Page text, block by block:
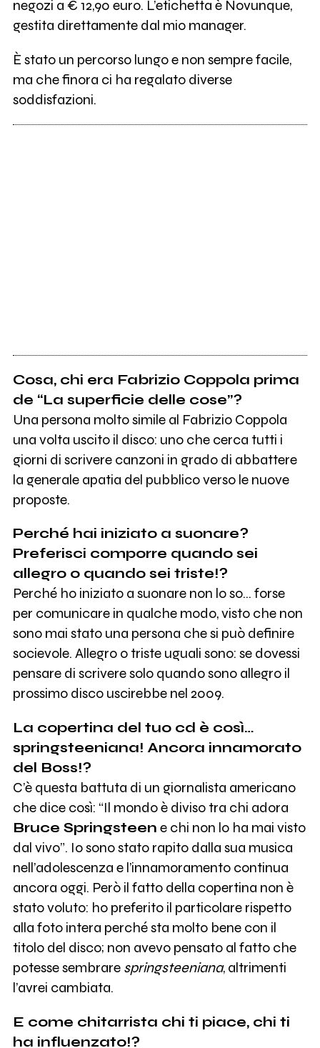
negozi a € 12,90 euro. L’etichetta è Novunque,
gestita direttamente dal mio manager.
È stato un percorso lungo e non sempre facile,
ma che finora ci ha regalato diverse
soddisfazioni.
Cosa, chi era Fabrizio Coppola prima
de “La superficie delle cose”?
Una persona molto simile al Fabrizio Coppola
una volta uscito il disco: uno che cerca tutti i
giorni di scrivere canzoni in grado di abbattere
la generale apatia del pubblico verso le nuove
proposte.
Perché hai iniziato a suonare?
Preferisci comporre quando sei
allegro o quando sei triste!?
Perché ho iniziato a suonare non lo so... forse
per comunicare in qualche modo, visto che non
sono mai stato una persona che si può definire
socievole. Allegro o triste uguali sono: se dovessi
pensare di scrivere solo quando sono allegro il
prossimo disco uscirebbe nel 2009.
La copertina del tuo cd è così…
springsteeniana! Ancora innamorato
del Boss!?
C’è questa battuta di un giornalista americano
che dice così: “Il mondo è diviso tra chi adora
Bruce Springsteen e chi non lo ha mai visto
dal vivo”. Io sono stato rapito dalla sua musica
nell’adolescenza e l’innamoramento continua
ancora oggi. Però il fatto della copertina non è
stato voluto: ho preferito il particolare rispetto
alla foto intera perché sta molto bene con il
titolo del disco; non avevo pensato al fatto che
potesse sembrare springsteeniana, altrimenti
l’avrei cambiata.
E come chitarrista chi ti piace, chi ti
ha influenzato!?